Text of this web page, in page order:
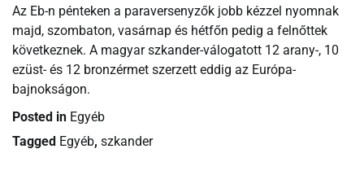
Az Eb-n pénteken a paraversenyzők jobb kézzel nyomnak
majd, szombaton, vasárnap és hétfőn pedig a felnőttek
következnek. A magyar szkander-válogatott 12 arany-, 10
ezüst- és 12 bronzérmet szerzett eddig az Európa-
bajnokságon.
Posted in Egyéb
Tagged Egyéb, szkander